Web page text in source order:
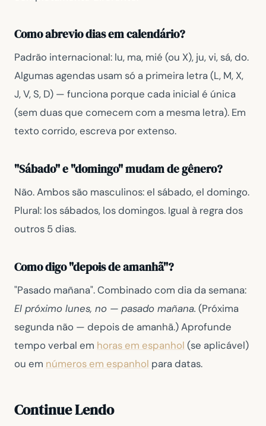
Como abrevio dias em calendário?
Padrão internacional: lu, ma, mié (ou X), ju, vi, sá, do.
Algumas agendas usam só a primeira letra (L, M, X,
J, V, S, D) — funciona porque cada inicial é única
(sem duas que comecem com a mesma letra). Em
texto corrido, escreva por extenso.
"Sábado" e "domingo" mudam de gênero?
Não. Ambos são masculinos: el sábado, el domingo.
Plural: los sábados, los domingos. Igual à regra dos
outros 5 dias.
Como digo "depois de amanhã"?
"Pasado mañana". Combinado com dia da semana:
El próximo lunes, no — pasado mañana. (Próxima
segunda não — depois de amanhã.) Aprofunde
tempo verbal em horas em espanhol (se aplicável)
ou em números em espanhol para datas.
Continue Lendo